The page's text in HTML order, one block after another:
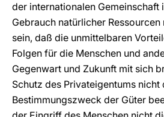
der internationalen Gemeinschaft
Gebrauch natürlicher
sein, daß die unmittelbaren
Folgen für die Menschen und
Gegenwart und Zukunft mit sich
Schutz des Privateigentums nicht
Bestimmungszweck der Güter